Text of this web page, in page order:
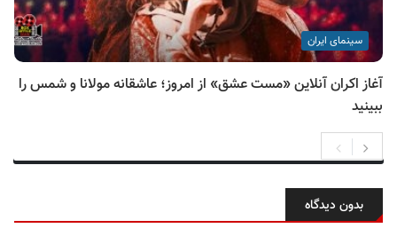
سینمای ایران
آغاز اکران آنلاین «مست عشق» از امروز؛ عاشقانه مولانا و شمس را
ببینید
بدون دیدگاه